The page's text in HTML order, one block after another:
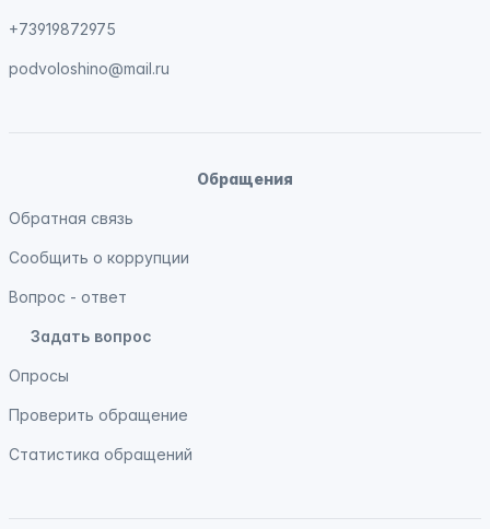
+73919872975
podvoloshino@mail.ru
Обращения
Обратная связь
Сообщить о коррупции
Вопрос - ответ
Задать вопрос
Опросы
Проверить обращение
Статистика обращений